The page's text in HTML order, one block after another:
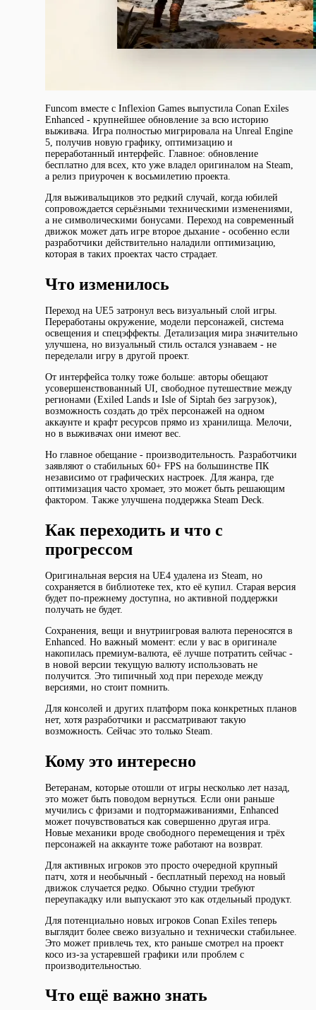
Funcom вместе с Inflexion Games выпустила Conan Exiles
Enhanced - крупнейшее обновление за всю историю
выживача. Игра полностью мигрировала на Unreal Engine
5, получив новую графику, оптимизацию и
переработанный интерфейс. Главное: обновление
бесплатно для всех, кто уже владел оригиналом на Steam,
а релиз приурочен к восьмилетию проекта.
Для выживальщиков это редкий случай, когда юбилей
сопровождается серьёзными техническими изменениями,
а не символическими бонусами. Переход на современный
движок может дать игре второе дыхание - особенно если
разработчики действительно наладили оптимизацию,
которая в таких проектах часто страдает.
Что изменилось
Переход на UE5 затронул весь визуальный слой игры.
Переработаны окружение, модели персонажей, система
освещения и спецэффекты. Детализация мира значительно
улучшена, но визуальный стиль остался узнаваем - не
переделали игру в другой проект.
От интерфейса толку тоже больше: авторы обещают
усовершенствованный UI, свободное путешествие между
регионами (Exiled Lands и Isle of Siptah без загрузок),
возможность создать до трёх персонажей на одном
аккаунте и крафт ресурсов прямо из хранилища. Мелочи,
но в выживачах они имеют вес.
Но главное обещание - производительность. Разработчики
заявляют о стабильных 60+ FPS на большинстве ПК
независимо от графических настроек. Для жанра, где
оптимизация часто хромает, это может быть решающим
фактором. Также улучшена поддержка Steam Deck.
Как переходить и что с
прогрессом
Оригинальная версия на UE4 удалена из Steam, но
сохраняется в библиотеке тех, кто её купил. Старая версия
будет по-прежнему доступна, но активной поддержки
получать не будет.
Сохранения, вещи и внутриигровая валюта переносятся в
Enhanced. Но важный момент: если у вас в оригинале
накопилась премиум-валюта, её лучше потратить сейчас -
в новой версии текущую валюту использовать не
получится. Это типичный ход при переходе между
версиями, но стоит помнить.
Для консолей и других платформ пока конкретных планов
нет, хотя разработчики и рассматривают такую
возможность. Сейчас это только Steam.
Кому это интересно
Ветеранам, которые отошли от игры несколько лет назад,
это может быть поводом вернуться. Если они раньше
мучились с фризами и подтормаживаниями, Enhanced
может почувствоваться как совершенно другая игра.
Новые механики вроде свободного перемещения и трёх
персонажей на аккаунте тоже работают на возврат.
Для активных игроков это просто очередной крупный
патч, хотя и необычный - бесплатный переход на новый
движок случается редко. Обычно студии требуют
переупакадку или выпускают это как отдельный продукт.
Для потенциально новых игроков Conan Exiles теперь
выглядит более свежо визуально и технически стабильнее.
Это может привлечь тех, кто раньше смотрел на проект
косо из-за устаревшей графики или проблем с
производительностью.
Что ещё важно знать